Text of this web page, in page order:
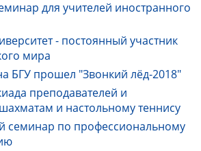
для учителей иностранного
- постоянный участник
мира
БГУ прошел "Звонкий лёд-2018"
преподавателей и
и настольному теннису
семинар по профессиональному